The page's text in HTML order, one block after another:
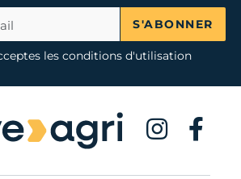
S'ABONNER
les conditions d'utilisation